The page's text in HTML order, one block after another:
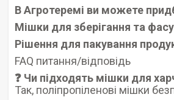
В Агротеремі ви можете
Мішки для зберігання та
Рішення для пакування
FAQ питання/відповідь
❓ Чи підходять мішки для
Так, поліпропіленові мішки